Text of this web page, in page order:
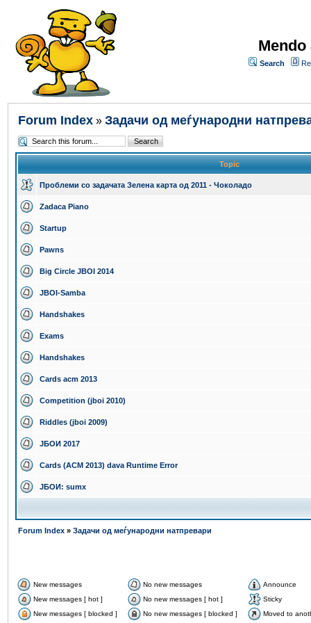
Search
Forum Index » Задачи од меѓународни
Topic
Проблеми со задачата Зелена карта од 2011 - Чоколадо
Zadaca Piano
Startup
Pawns
Big Circle JBOI 2014
JBOI-Samba
Handshakes
Exams
Handshakes
Cards acm 2013
Competition (jboi 2010)
Riddles (jboi 2009)
ЈБОИ 2017
Cards (ACM 2013) dava Runtime Error
ЈБОИ: sumx
Forum Index » Задачи од меѓународни натпревари
New messages No new messages
Announce
New messages [ hot ]
No new messages [ hot ]
Sticky
New messages [ blocked ]
No new messages [ blocked ] Moved to